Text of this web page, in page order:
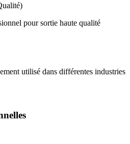
pour sortie haute qualité
utilisé dans différentes industries